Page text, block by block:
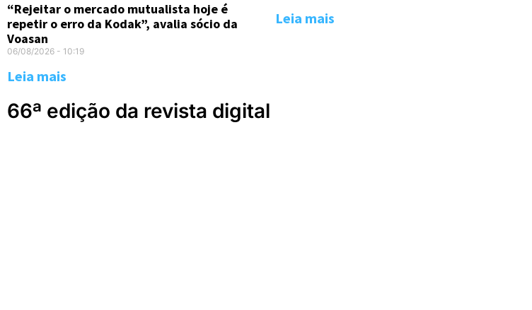
“Rejeitar o mercado mutualista hoje é
repetir o erro da Kodak”, avalia sócio da
Voasan
06/08/2026 10:19
Leia mais
Leia mais
66ª edição da revista digital